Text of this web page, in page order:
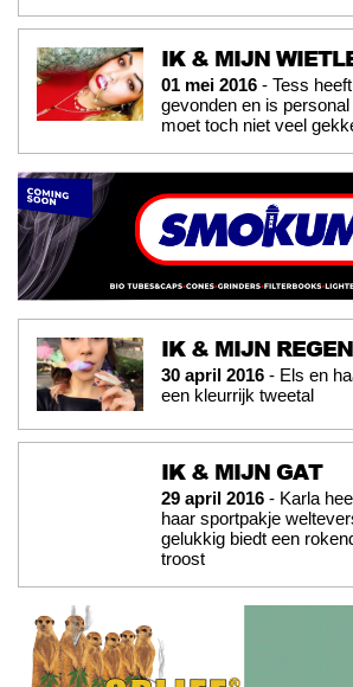
IK & MIJN
01 mei 2016 - Tess
gevonden en is
moet toch niet veel
IK & MIJN
30 april 2016 - Els en
een kleurrijk tweetal
IK & MIJN GAT
29 april 2016 - Karla
haar sportpakje
gelukkig biedt een
troost